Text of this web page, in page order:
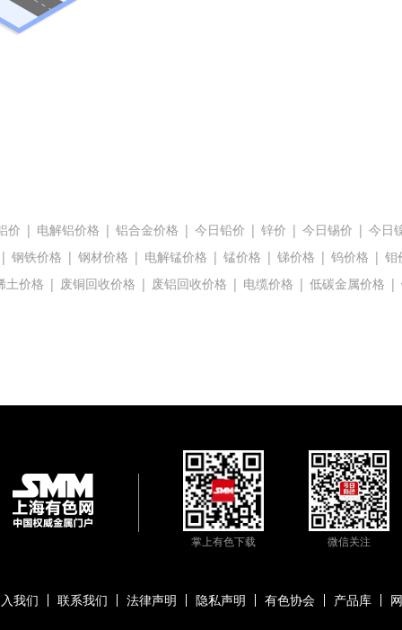
价 | 电解铝价格 | 铝合金价格 | 今日铅价 | 锌价 | 今日锡价 | 今日
| 钢铁价格 | 钢材价格 | 电解锰价格 | 锰价格 | 锑价格 | 钨价格 | 钼
土价格 | 废铜回收价格 | 废铝回收价格 | 电缆价格 | 低碳金属价格 |
掌上有色下载 微信关注
我们 联系我们 法律声明 隐私声明 有色协会 产品库